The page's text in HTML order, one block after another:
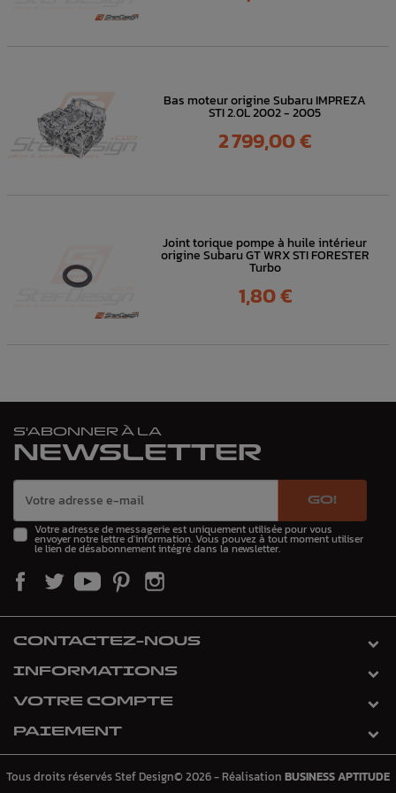
Bas moteur origine Subaru IMPREZA
STI 2.0L 2002 - 2005
Prix
2 799,00 €
Joint torique pompe à huile intérieur
origine Subaru GT WRX STI FORESTER
Turbo
Prix
1,80 €
S'ABONNER À LA
NEWSLETTER
GO!
Votre adresse de messagerie est uniquement utilisée pour vous
envoyer notre lettre d'information. Vous pouvez à tout moment utiliser
le lien de désabonnement intégré dans la newsletter.
CONTACTEZ-NOUS
INFORMATIONS
VOTRE COMPTE
PAIEMENT
Tous droits réservés Stef Design© 2026 - Réalisation BUSINESS APTITUDE